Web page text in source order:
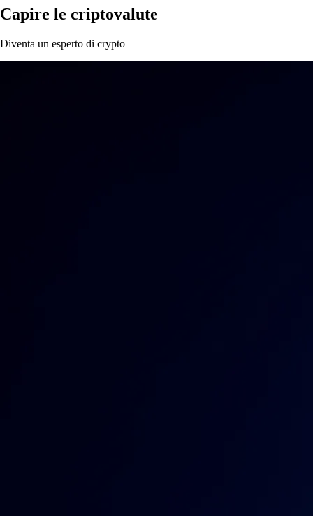
Capire le criptovalute
Diventa un esperto di crypto